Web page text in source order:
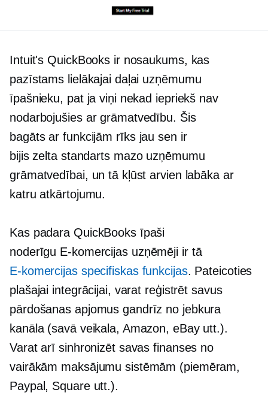
Intuit's QuickBooks ir nosaukums, kas
pazīstams lielākajai daļai uzņēmumu
īpašnieku, pat ja viņi nekad iepriekš nav
nodarbojušies ar grāmatvedību. Šis
bagāts ar funkcijām rīks jau sen ir
bijis zelta standartsmazo uzņēmumu
grāmatvedībai, un tā kļūst arvien labāka ar
katru atkārtojumu.
Kas padara QuickBooks īpaši
noderīgu E-komercijasuzņēmēji ir tā
E-komercijasspecifiskas funkcijas. Pateicoties
plašajai integrācijai, varat reģistrēt savus
pārdošanas apjomus gandrīz no jebkura
kanāla (savā veikala, Amazon, eBay utt.).
Varat arī sinhronizēt savas finanses no
vairākām maksājumu sistēmām (piemēram,
Paypal, Square utt.).